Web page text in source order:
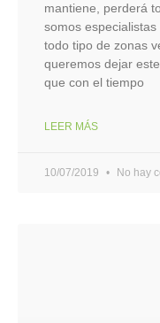
mantiene, perderá
somos
todo tipo de zonas
queremos dejar
que con el tiempo
LEER MÁS
10/07/2019 No hay